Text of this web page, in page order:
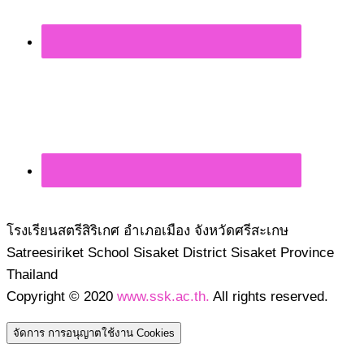
โรงเรียนสตรีสิริเกศ อำเภอเมือง จังหวัดศรีสะเกษ
Satreesiriket School Sisaket District Sisaket Province
Thailand
Copyright © 2020 www.ssk.ac.th. All rights reserved.
จัดการ การอนุญาตใช้งาน Cookies